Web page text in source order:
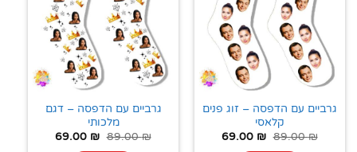
גרביים עם הדפסה – זוג פנים
קלאסי
89.00₪
69.00 ₪
גרביים עם הדפסה – דגם
מלכותי
89.00₪
69.00 ₪